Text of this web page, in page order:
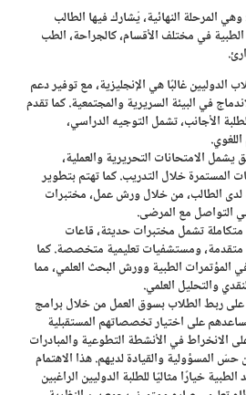
وهي المرحلة النهائية، يُشارك فيها الطالب
في مختلف الأقسام، كالجراحة، الطب
الدوليين غالبًا هي الإنجليزية، مع توفير دعم
في البيئة السريرية والمجتمعية. كما تقدم
الأجانب، تشمل التوجيه الدراسي،
يشمل الامتحانات التحريرية والعملية،
المستمرة خلال التدريب. كما تهتم بتطوير
لدى الطالب، من خلال ورش عمل، مختبرات
التواصل مع المرضى.
متكاملة تشمل مختبرات حديثة، قاعات
ومستشفيات تعليمية متخصصة. كما
المؤتمرات الطبية وورش البحث العلمي، مما
والتحليل العلمي.
على ربط الطلاب بسوق العمل من خلال برامج
على اختيار تخصصاتهم المستقبلية
الانخراط في الأنشطة التطوعية والمبادرات
المسؤولية والقيادة لديهم. هذا الاهتمام
خيارًا مثاليًا للطلبة الدوليين الراغبين